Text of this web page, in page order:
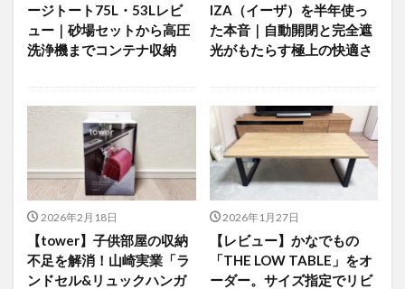
ージトート75L・53Lレビ
ュー｜砂場セットから高圧
洗浄機までコンテナ収納
IZA（イーザ）を半年使っ
た本音｜自動開閉と完全遮
光がもたらす極上の快適さ
2026年2月18日
【tower】子供部屋の収納
不足を解消！山崎実業「ラ
ンドセル&リュックハンガ
2026年1月27日
【レビュー】かなでもの
「THE LOW TABLE」をオ
ーダー。サイズ指定でリビ